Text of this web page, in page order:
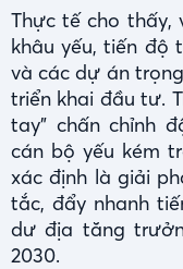
Thực tế cho thấy,
khâu yếu, tiến độ
và các dự án
triển khai đầu tư.
tay" chấn chỉnh
cán bộ yếu kém
xác định là giải
tắc, đẩy nhanh
dư địa tăng
2030.